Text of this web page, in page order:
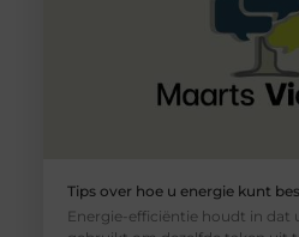
Tips over hoe u energie kunt
Energie-efficiëntie houdt in dat